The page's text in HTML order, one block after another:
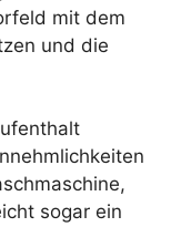
mit dem
und die
sogar ein